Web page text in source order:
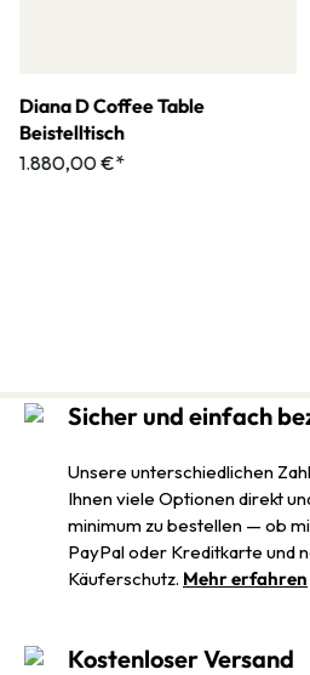
Diana D Coffee Table
Beistelltisch
1.880,00 €*
Sicher und einfach
Unsere unterschiedlichen
Ihnen viele Optionen direkt
minimum zu bestellen — ob
PayPal oder Kreditkarte und
Käuferschutz. Mehr erfahren
Kostenloser Versand